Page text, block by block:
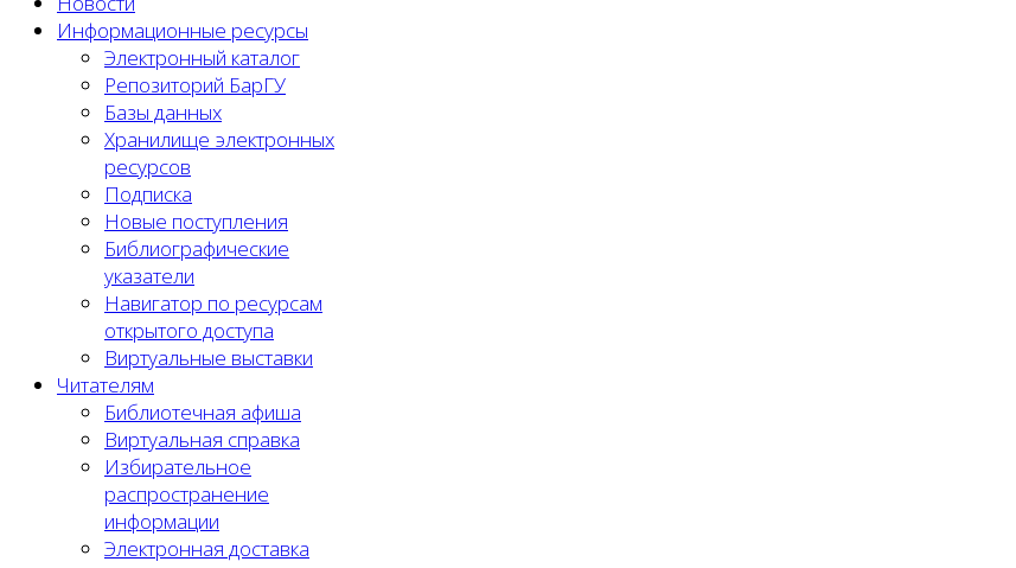
Информационные ресурсы
Электронный каталог
Репозиторий БарГУ
Базы данных
Хранилище электронных
ресурсов
Подписка
Новые поступления
Библиографические
указатели
Навигатор по ресурсам
открытого доступа
Виртуальные выставки
Читателям
Библиотечная афиша
Виртуальная справка
Избирательное
распространение
информации
Электронная доставка